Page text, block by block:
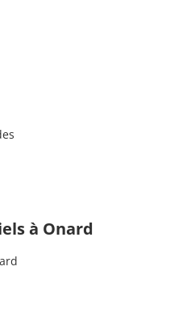
à Onard